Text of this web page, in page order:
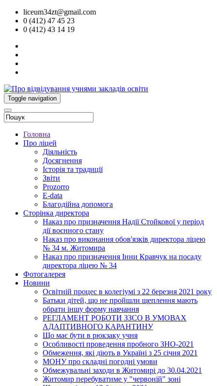
liceum34zt@gmail.com
0 (412) 47 45 23
0 (412) 43 14 19
Toggle navigation
Головна
Про ліцей
Діяльність
Досягнення
Історія та традиції
Звіти
Prozorro
E-data
Благодійна допомога
Сторінка директора
Наказ про призначення Надії Стойкової у період
дії воєнного стану
Наказ про виконання обов'язків директора ліцею
№ 34 м. Житомира
Наказ про призначення Інни Кравчук на посаду
директора ліцею № 34
Фотогалерея
Новини
Освітній процес в колегіумі з 22 березня 2021 року
Батьки дітей, що не пройшли щеплення мають
обрати іншу форму навчання
РЕГЛАМЕНТ РОБОТИ ЗЗСО В УМОВАХ
АДАПТИВНОГО КАРАНТИНУ
Що має бути в рюкзаку учня
Особливості проведення пробного ЗНО-2021
Обмеження, які діють в Україні з 25 січня 2021
МОНУ про складні погодні умови
Обмежувальні заходи в Житомирі до 30.04.2021
Житомир перебуватиме у "червоній" зоні